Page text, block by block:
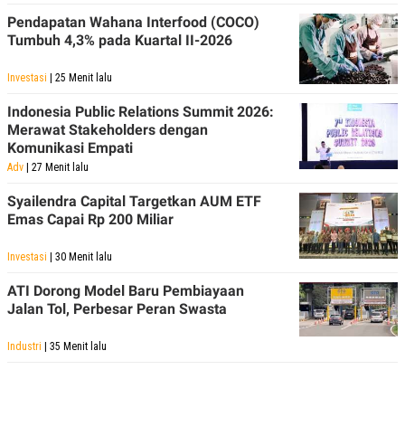
Pendapatan Wahana Interfood (COCO)
Tumbuh 4,3% pada Kuartal II-2026
Investasi | 25 Menit lalu
Indonesia Public Relations Summit 2026:
Merawat Stakeholders dengan
Komunikasi Empati
Adv | 27 Menit lalu
Syailendra Capital Targetkan AUM ETF
Emas Capai Rp 200 Miliar
Investasi | 30 Menit lalu
ATI Dorong Model Baru Pembiayaan
Jalan Tol, Perbesar Peran Swasta
Industri | 35 Menit lalu